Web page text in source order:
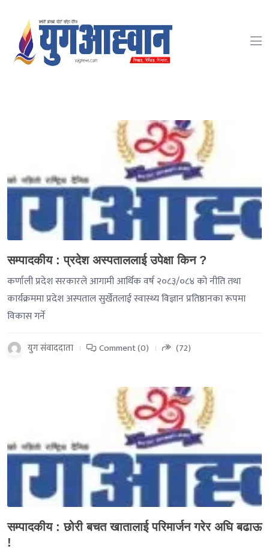
सम्पादकीय : प्रदेश अस्पताललाई उपेक्षा किन ?
कर्णाली प्रदेश सरकारले आगामी आर्थिक वर्ष २०८३/०८४ को नीति तथा
कार्यक्रममा प्रदेश अस्पताल सुर्खेतलाई स्वास्थ्य विज्ञान प्रतिष्ठानका रूपमा
विकास गर्ने
युग संवाददाता Comment (0) (72)
सम्पादकीय : छोरी बचत खातालाई परिमार्जन गरेर अघि बढाऊ
!